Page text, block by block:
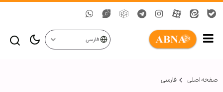
فارسی
صفحه اصلی فارسی